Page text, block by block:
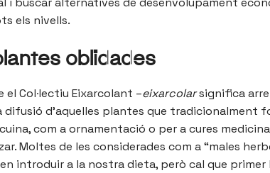
els nivells.
oblidades
el Col·lectiu Eixarcolant –eixarcolarsignifica
difusió d’aquelles plantes que tradicionalment
com a ornamentació o per a cures
Moltes de les considerades com a “males
introduir a la nostra dieta, però cal que primer